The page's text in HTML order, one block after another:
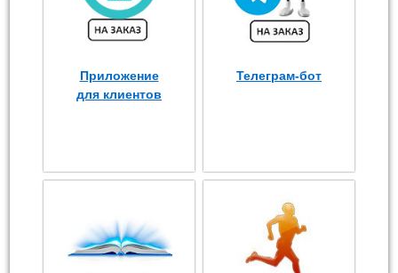
Приложение
для клиентов
Телеграм-бот